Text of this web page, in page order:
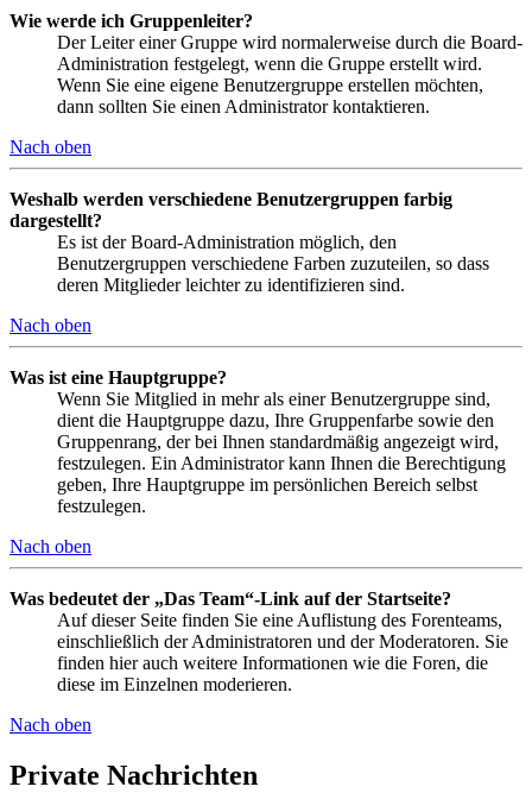
Wie werde ich Gruppenleiter?
Der Leiter einer Gruppe wird normalerweise durch die Board-
Administration festgelegt, wenn die Gruppe erstellt wird.
Wenn Sie eine eigene Benutzergruppe erstellen möchten,
dann sollten Sie einen Administrator kontaktieren.
Nach oben
Weshalb werden verschiedene Benutzergruppen farbig
dargestellt?
Es ist der Board-Administration möglich, den
Benutzergruppen verschiedene Farben zuzuteilen, so dass
deren Mitglieder leichter zu identifizieren sind.
Nach oben
Was ist eine Hauptgruppe?
Wenn Sie Mitglied in mehr als einer Benutzergruppe sind,
dient die Hauptgruppe dazu, Ihre Gruppenfarbe sowie den
Gruppenrang, der bei Ihnen standardmäßig angezeigt wird,
festzulegen. Ein Administrator kann Ihnen die Berechtigung
geben, Ihre Hauptgruppe im persönlichen Bereich selbst
festzulegen.
Nach oben
Was bedeutet der „Das Team“-Link auf der Startseite?
Auf dieser Seite finden Sie eine Auflistung des Forenteams,
einschließlich der Administratoren und der Moderatoren. Sie
finden hier auch weitere Informationen wie die Foren, die
diese im Einzelnen moderieren.
Nach oben
Private Nachrichten